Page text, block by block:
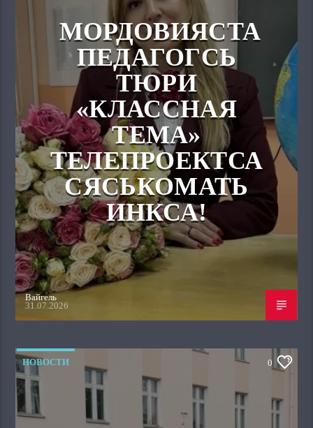
МОРДОВИЯСТА
ПЕДАГОГСЬ
ТЮРИ
«КЛАССНАЯ
ТЕМА»
ТЕЛЕПРОЕКТСА
СЯСЬКОМАТЬ
ИНКСА!
Вайгель
31.07.2026
НОВОСТИ 0